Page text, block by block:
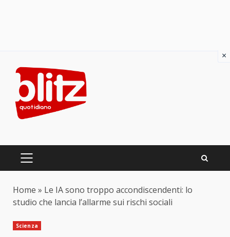
content
PRIMARY
Home » Le IA sono troppo accondiscendenti: lo
studio che lancia l’allarme sui rischi sociali
Scienza
×